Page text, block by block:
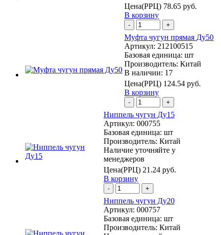
Цена(РРЦ) 78.65 руб.
В корзину
- +
Муфта чугун прямая Ду50
Артикул: 212100515
Базовая единица: шт
Производитель: Китай
В наличии: 17
Цена(РРЦ) 124.54 руб.
В корзину
- +
Ниппель чугун Ду15
Артикул: 000755
Базовая единица: шт
Производитель: Китай
Наличие уточняйте у
менеджеров
Цена(РРЦ) 21.24 руб.
В корзину
- +
Ниппель чугун Ду20
Артикул: 000757
Базовая единица: шт
Производитель: Китай